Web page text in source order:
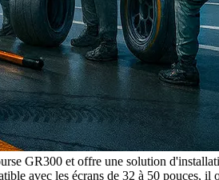
GR300 et offre une solution
avec les écrans de 32 à 50